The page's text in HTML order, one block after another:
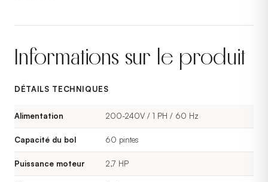
Informations sur le produit
DÉTAILS TECHNIQUES
Alimentation 200-240V / 1 PH / 60 Hz
Capacité du bol 60 pintes
Puissance moteur 2,7 HP